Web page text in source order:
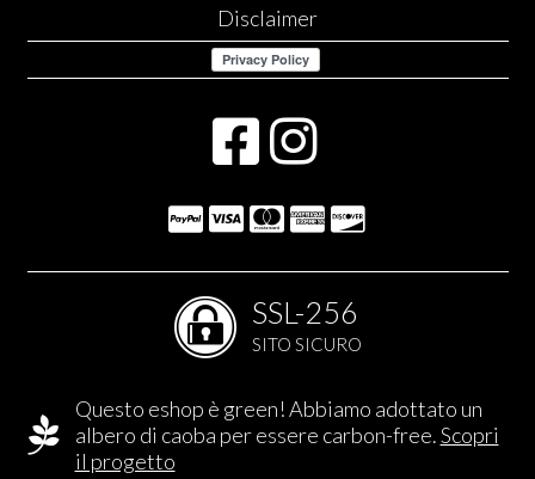
Disclaimer
SSL-256
SITO SICURO
Questo eshop è green! Abbiamo adottato un
albero di caoba per essere carbon-free.Scopri
il progetto